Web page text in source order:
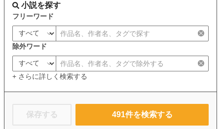
小説を探す
フリーワード
除外ワード
+ さらに詳しく検索する
保存する 491件を検索する